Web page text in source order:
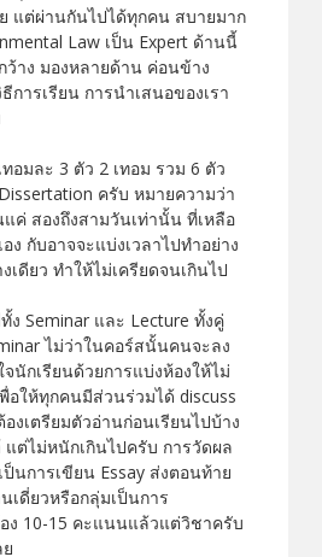
แต่ผ่านกันไปได้ทุกคน สบายมาก
Law เป็น Expert ด้านนี้
ว้าง มองหลายด้าน ค่อนข้าง
การเรียน การนำเสนอของเรา
ทอมละ 3 ตัว 2 เทอม รวม 6 ตัว
ครับ หมายความว่า
แค่ สองถึงสามวันเท่านั้น ที่เหลือ
ง กับอาจจะแบ่งเวลาไปทำอย่าง
เดียว ทำให้ไม่เครียดจนเกินไป
ง Seminar และ Lecture ทั้งคู่
ไม่ว่าในคอร์สนั้นคนจะลง
นักเรียนด้วยการแบ่งห้องให้ไม่
อให้ทุกคนมีส่วนร่วมได้ discuss
งเตรียมตัวอ่านก่อนเรียนไปบ้าง
แต่ไม่หนักเกินไปครับ การวัดผล
นการเขียน Essay ส่งตอนท้าย
เดี่ยวหรือกลุ่มเป็นการ
ง 10-15 คะแนนแล้วแต่วิชาครับ